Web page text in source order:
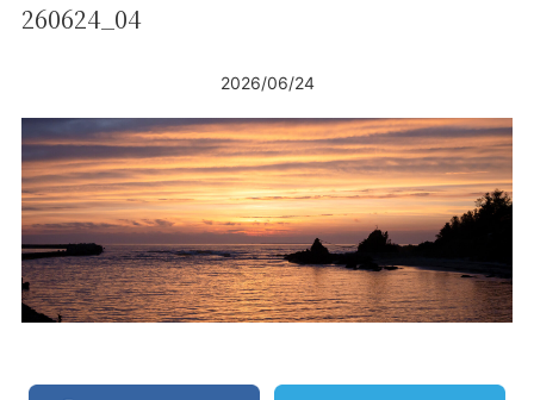
260624_04
2026/06/24